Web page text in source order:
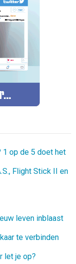
op de 5 doet het
Flight Stick II en
leven inblaast
te verbinden
let je op?